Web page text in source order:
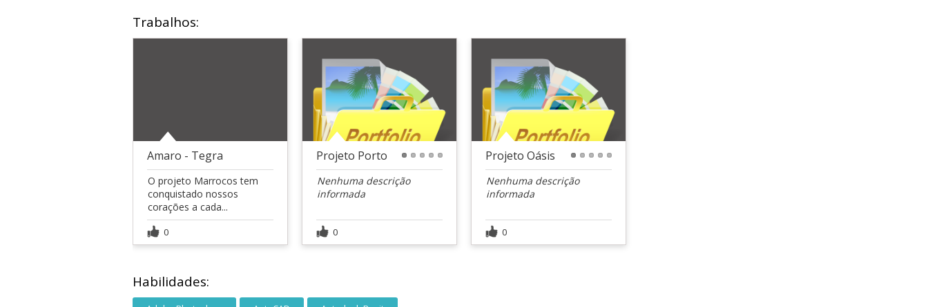
Trabalhos:
Amaro - Tegra
O projeto Marrocos tem
conquistado nossos
corações a cada...
0
Projeto Porto
Nenhuma descrição
informada
0
Projeto Oásis
Nenhuma descrição
informada
0
Habilidades: